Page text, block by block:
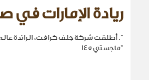
ريادة الإمارات في
". أطلقت شركة جلف كرافت، الرائدة
"ماجستي 145